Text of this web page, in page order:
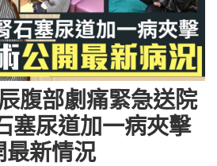
腹部劇痛緊急送院
塞尿道加一病夾擊
最新情況